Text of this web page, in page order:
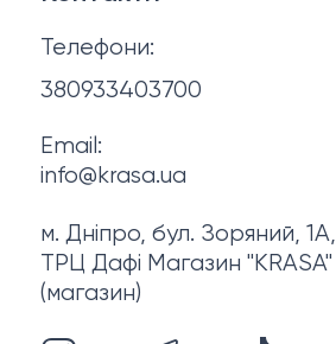
Про нас
Телефони:
380933403700
Email:
info@krasa.ua
м. Дніпро, бул. Зоряний, 1А,
ТРЦ Дафі Магазин "KRASA"
(магазин)